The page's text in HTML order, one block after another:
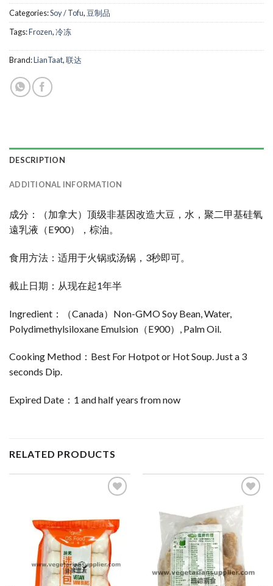
Categories:Soy / Tofu,豆制品
Tags:Frozen,冷冻
Brand:LianTaat,联达
DESCRIPTION
ADDITIONAL INFORMATION
成分：（加拿大）顶级非基因改造大豆，水，聚二甲基硅氧
遠乳液（E900），棕油。
食用方法：适用于火锅或汤锅，3秒即可。
截止日期：从现在起1年半
Ingredient：（Canada）Non-GMO Soy Bean, Water,
Polydimethylsiloxane Emulsion（E900）, Palm Oil.
Cooking Method：Best For Hotpot or Hot Soup. Just a 3
seconds Dip.
Expired Date：1 and half years from now
RELATED PRODUCTS
ADD TO
WISHLIST
ADD TO
WISHLIST